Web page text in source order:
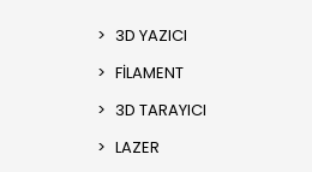
3D YAZICI
FİLAMENT
3D TARAYICI
LAZER